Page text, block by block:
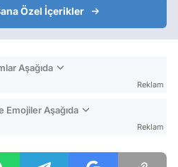
Özel İçerikler
Aşağıda
Reklam
Emojiler Aşağıda
Reklam